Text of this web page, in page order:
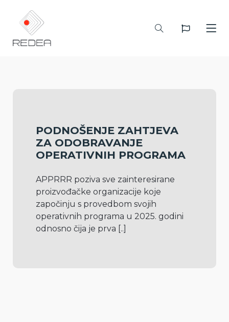
PODNOŠENJE ZAHTJEVA
ZA ODOBRAVANJE
OPERATIVNIH PROGRAMA
APPRRR poziva sve zainteresirane
proizvođačke organizacije koje
započinju s provedbom svojih
operativnih programa u 2025. godini
odnosno čija je prva [..]